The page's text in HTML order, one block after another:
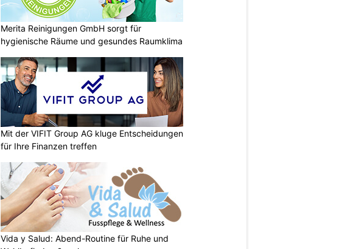
Merita Reinigungen GmbH sorgt für
hygienische Räume und gesundes Raumklima
Mit der VIFIT Group AG kluge Entscheidungen
für Ihre Finanzen treffen
Vida y Salud: Abend-Routine für Ruhe und